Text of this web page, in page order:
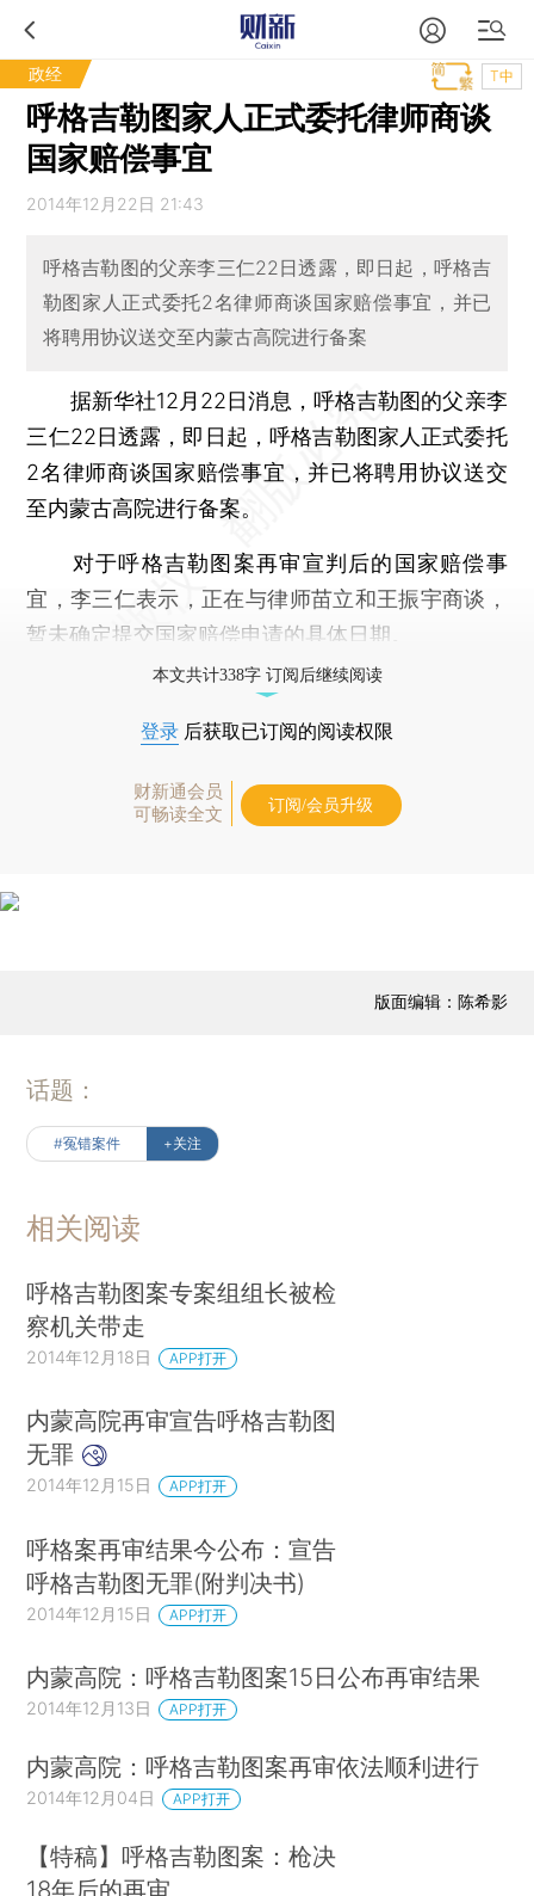
政经 T中
呼格吉勒图家人正式委托律师商谈
国家赔偿事宜
2014年12月22日 21:43
呼格吉勒图的父亲李三仁22日透露，即日起，呼格吉
勒图家人正式委托2名律师商谈国家赔偿事宜，并已
将聘用协议送交至内蒙古高院进行备案
据新华社12月22日消息，呼格吉勒图的父亲李
三仁22日透露，即日起，呼格吉勒图家人正式委托
2名律师商谈国家赔偿事宜，并已将聘用协议送交
至内蒙古高院进行备案。
对于呼格吉勒图案再审宣判后的国家赔偿事
宜，李三仁表示，正在与律师苗立和王振宇商谈，
暂未确定提交国家赔偿申请的具体日期。
本文共计338字 订阅后继续阅读
登录 后获取已订阅的阅读权限
财新通会员
可畅读全文
订阅/会员升级
版面编辑：陈希影
话题：
#冤错案件 +关注
相关阅读
呼格吉勒图案专案组组长被检
察机关带走
2014年12月18日 APP打开
内蒙高院再审宣告呼格吉勒图
无罪
2014年12月15日 APP打开
呼格案再审结果今公布：宣告
呼格吉勒图无罪(附判决书)
2014年12月15日 APP打开
内蒙高院：呼格吉勒图案15日公布再审结果
2014年12月13日 APP打开
内蒙高院：呼格吉勒图案再审依法顺利进行
2014年12月04日 APP打开
【特稿】呼格吉勒图案：枪决
18年后的再审